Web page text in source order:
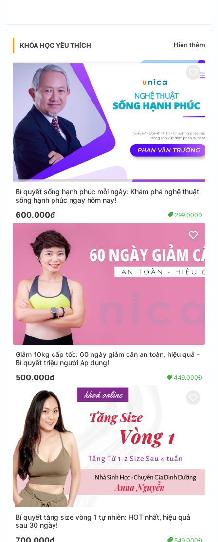
KHÓA HỌC YÊU THÍCH Hiện thêm
Bí quyết sống hạnh phúc mỗi ngày: Khám phá nghệ thuật
sống hạnh phúc ngay hôm nay!
600.000đ 299.000Đ
Giảm 10kg cấp tốc: 60 ngày giảm cân an toàn, hiệu quả -
Bí quyết triệu người áp dụng!
500.000đ 449.000Đ
Bí quyết tăng size vòng 1 tự nhiên: HOT nhất, hiệu quả
sau 30 ngày!
700.000đ 549.000Đ